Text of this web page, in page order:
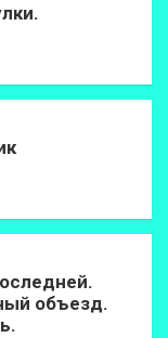
объезд.